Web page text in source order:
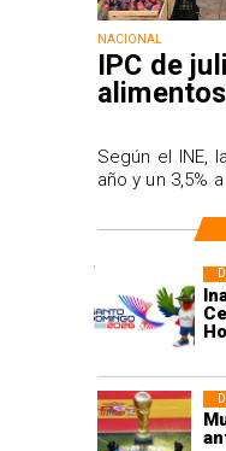
NACIONAL
IPC de
Según el INE,
año y un 3,5%